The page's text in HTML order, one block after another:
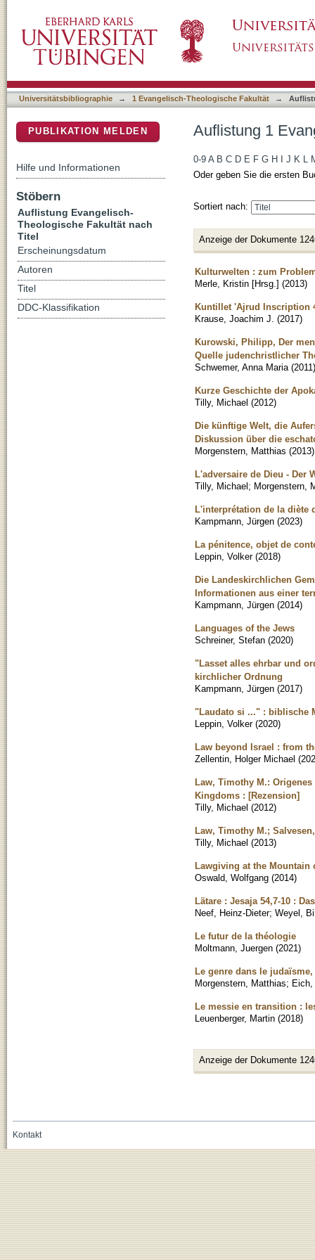
Universitätsbibliographie → 1 Evangelisch-Theologische Fakultät →
Auflistung 1
0-9 A B C D E F G H J K L
Oder geben Sie die ersten
Sortiert nach:
Anzeige der Dokumente
Kulturwelten : zum
Merle, Kristin [Hrsg.] (2013)
Kuntillet 'Ajrud Inscription
Krause, Joachim J. (2017)
Kurowski, Philipp, Der
Quelle judenchristlicher
Schwemer, Anna Maria (2011)
Kurze Geschichte der
Tilly, Michael (2012)
Die künftige Welt, die
Diskussion über die
Morgenstern, Matthias (2013)
L'adversaire de Dieu - Der
Tilly, Michael; Morgenstern,
L'interprétation de la diète
Kampmann, Jürgen (2023)
La pénitence, objet de
Leppin, Volker (2018)
Die Landeskirchlichen
Informationen aus einer
Kampmann, Jürgen (2014)
Languages of the Jews
Schreiner, Stefan (2020)
"Lasset alles ehrbar und
kirchlicher Ordnung
Kampmann, Jürgen (2017)
"Laudato si ..." : biblische
Leppin, Volker (2020)
Law beyond Israel : from
Zellentin, Holger Michael (
Law, Timothy M.:
Kingdoms : [Rezension]
Tilly, Michael (2012)
Law, Timothy M.;
Tilly, Michael (2013)
Lawgiving at the Mountain
Oswald, Wolfgang (2014)
Lätare : Jesaja 54,7-10 :
Neef, Heinz-Dieter; Weyel,
Le futur de la théologie
Moltmann, Juergen (2021)
Le genre dans le
Morgenstern, Matthias; Eich,
Le messie en transition :
Leuenberger, Martin (2018)
Anzeige der Dokumente
PUBLIKATION MELDEN
Hilfe und Informationen
Stöbern
Auflistung Evangelisch-
Theologische Fakultät nach
Titel
Erscheinungsdatum
Autoren
Titel
DDC-Klassifikation
Kontakt